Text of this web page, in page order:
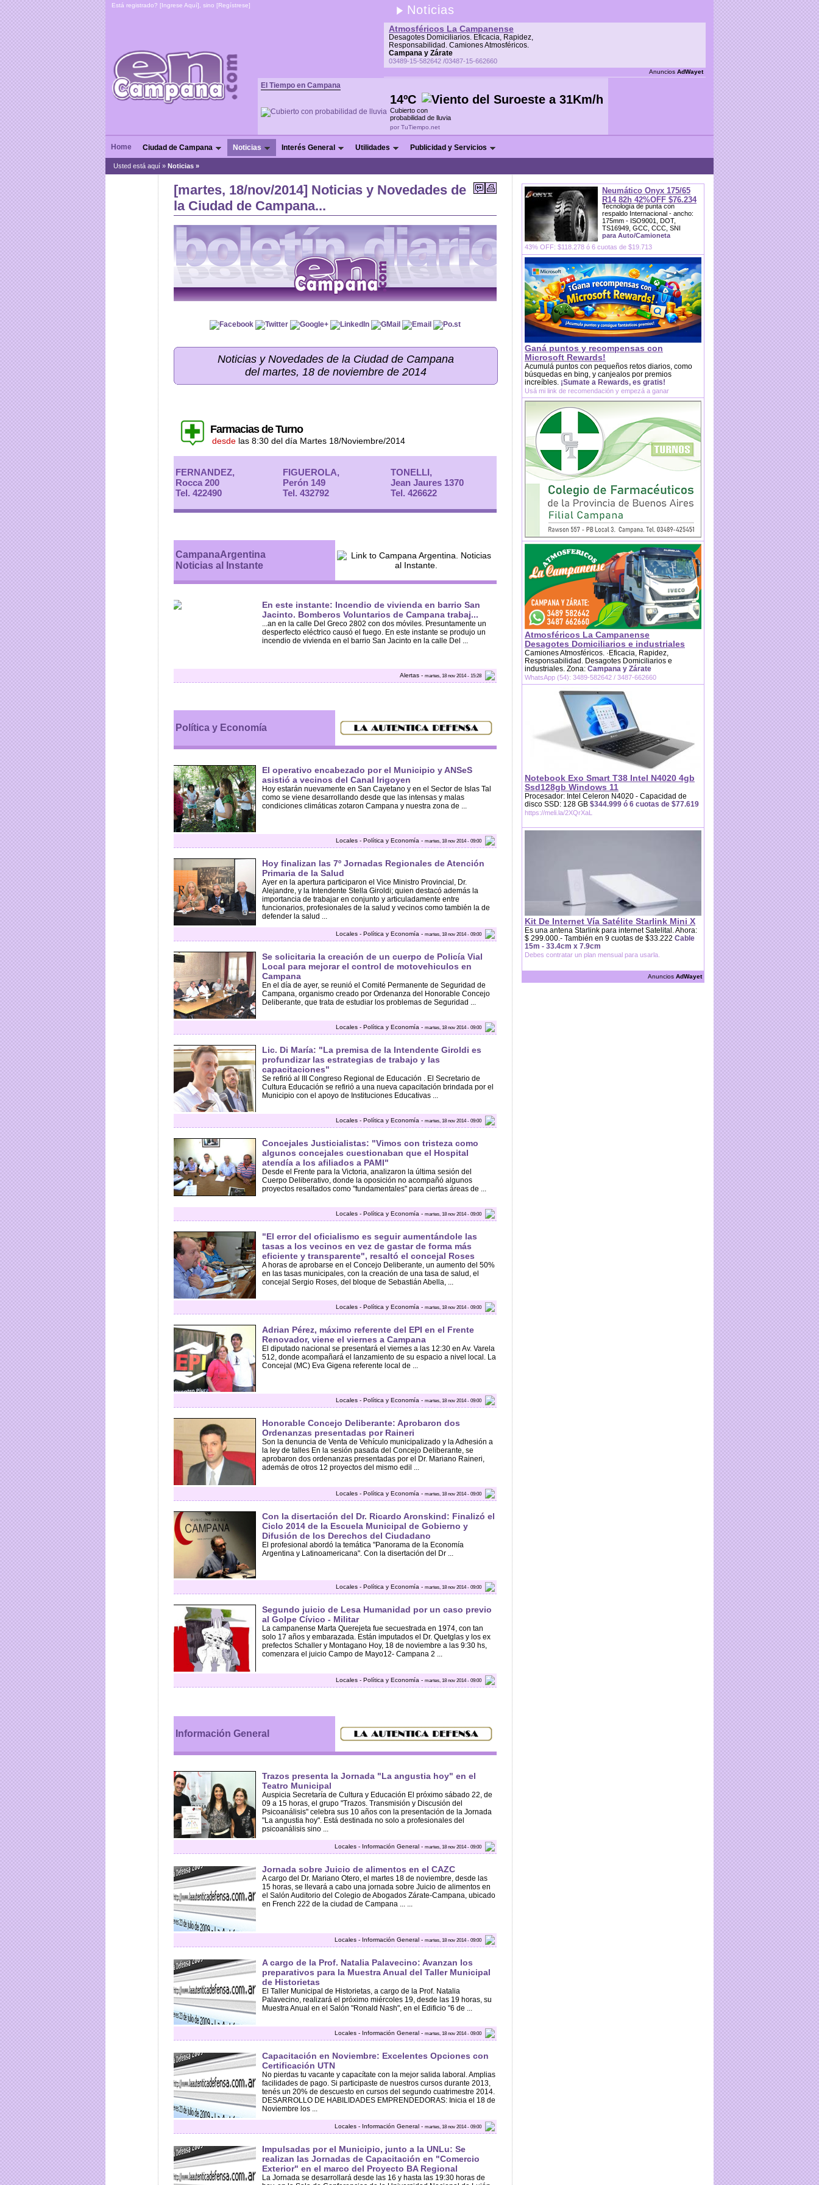
Está registrado? [Ingrese Aquí], sino [Regístrese] Noticias
Atmosféricos La Campanense
Desagotes Domiciliarios. Eficacia, Rapidez,
Responsabilidad. Camiones Atmosféricos.
Campana y Zárate
03489-15-582642 /03487-15-662660
Anuncios AdWayet
El Tiempo en Campana
14ºC
Cubierto con
probabilidad de lluvia
por TuTiempo.net
Home Ciudad de Campana Noticias Interés General Utilidades Publicidad y Servicios
Usted está aquí » Noticias »
[martes, 18/nov/2014] Noticias y Novedades de
la Ciudad de Campana...
Noticias y Novedades de la Ciudad de Campana
del martes, 18 de noviembre de 2014
Farmacias de Turno
desde las 8:30 del día Martes 18/Noviembre/2014
FERNANDEZ,
Rocca 200
Tel. 422490
FIGUEROLA,
Perón 149
Tel. 432792
TONELLI,
Jean Jaures 1370
Tel. 426622
CampanaArgentina
Noticias al Instante
En este instante: Incendio de vivienda en barrio San
Jacinto. Bomberos Voluntarios de Campana trabaj...
...an en la calle Del Greco 2802 con dos móviles. Presuntamente un
desperfecto eléctrico causó el fuego. En este instante se produjo un
incendio de vivienda en el barrio San Jacinto en la calle Del ...
Alertas - martes, 18 nov 2014 - 15:28
Política y Economía
El operativo encabezado por el Municipio y ANSeS
asistió a vecinos del Canal Irigoyen
Hoy estarán nuevamente en San Cayetano y en el Sector de Islas Tal
como se viene desarrollando desde que las intensas y malas
condiciones climáticas zotaron Campana y nuestra zona de ...
Locales - Política y Economía - martes, 18 nov 2014 - 09:00
Hoy finalizan las 7º Jornadas Regionales de Atención
Primaria de la Salud
Ayer en la apertura participaron el Vice Ministro Provincial, Dr.
Alejandre, y la Intendente Stella Giroldi; quien destacó además la
importancia de trabajar en conjunto y articuladamente entre
funcionarios, profesionales de la salud y vecinos como también la de
defender la salud ...
Locales - Política y Economía - martes, 18 nov 2014 - 09:00
Se solicitaria la creación de un cuerpo de Policía Vial
Local para mejorar el control de motovehiculos en
Campana
En el día de ayer, se reunió el Comité Permanente de Seguridad de
Campana, organismo creado por Ordenanza del Honorable Concejo
Deliberante, que trata de estudiar los problemas de Seguridad ...
Locales - Política y Economía - martes, 18 nov 2014 - 09:00
Lic. Di María: "La premisa de la Intendente Giroldi es
profundizar las estrategias de trabajo y las
capacitaciones"
Se refirió al III Congreso Regional de Educación . El Secretario de
Cultura Educación se refirió a una nueva capacitación brindada por el
Municipio con el apoyo de Instituciones Educativas ...
Locales - Política y Economía - martes, 18 nov 2014 - 09:00
Concejales Justicialistas: "Vimos con tristeza como
algunos concejales cuestionaban que el Hospital
atendía a los afiliados a PAMI"
Desde el Frente para la Victoria, analizaron la última sesión del
Cuerpo Deliberativo, donde la oposición no acompañó algunos
proyectos resaltados como "fundamentales" para ciertas áreas de ...
Locales - Política y Economía - martes, 18 nov 2014 - 09:00
"El error del oficialismo es seguir aumentándole las
tasas a los vecinos en vez de gastar de forma más
eficiente y transparente", resaltó el concejal Roses
A horas de aprobarse en el Concejo Deliberante, un aumento del 50%
en las tasas municipales, con la creación de una tasa de salud, el
concejal Sergio Roses, del bloque de Sebastián Abella, ...
Locales - Política y Economía - martes, 18 nov 2014 - 09:00
Adrian Pérez, máximo referente del EPI en el Frente
Renovador, viene el viernes a Campana
El diputado nacional se presentará el viernes a las 12:30 en Av. Varela
512, donde acompañará el lanzamiento de su espacio a nivel local. La
Concejal (MC) Eva Gigena referente local de ...
Locales - Política y Economía - martes, 18 nov 2014 - 09:00
Honorable Concejo Deliberante: Aprobaron dos
Ordenanzas presentadas por Raineri
Son la denuncia de Venta de Vehículo municipalizado y la Adhesión a
la ley de talles En la sesión pasada del Concejo Deliberante, se
aprobaron dos ordenanzas presentadas por el Dr. Mariano Raineri,
además de otros 12 proyectos del mismo edil ...
Locales - Política y Economía - martes, 18 nov 2014 - 09:00
Con la disertación del Dr. Ricardo Aronskind: Finalizó el
Ciclo 2014 de la Escuela Municipal de Gobierno y
Difusión de los Derechos del Ciudadano
El profesional abordó la temática "Panorama de la Economía
Argentina y Latinoamericana". Con la disertación del Dr ...
Locales - Política y Economía - martes, 18 nov 2014 - 09:00
Segundo juicio de Lesa Humanidad por un caso previo
al Golpe Cívico - Militar
La campanense Marta Querejeta fue secuestrada en 1974, con tan
solo 17 años y embarazada. Están imputados el Dr. Quetglas y los ex
prefectos Schaller y Montagano Hoy, 18 de noviembre a las 9:30 hs,
comenzara el juicio Campo de Mayo12- Campana 2 ...
Locales - Política y Economía - martes, 18 nov 2014 - 09:00
Información General
Trazos presenta la Jornada "La angustia hoy" en el
Teatro Municipal
Auspicia Secretaría de Cultura y Educación El próximo sábado 22, de
09 a 15 horas, el grupo "Trazos. Transmisión y Discusión del
Psicoanálisis" celebra sus 10 años con la presentación de la Jornada
"La angustia hoy". Está destinada no solo a profesionales del
psicoanálisis sino ...
Locales - Información General - martes, 18 nov 2014 - 09:00
Jornada sobre Juicio de alimentos en el CAZC
A cargo del Dr. Mariano Otero, el martes 18 de noviembre, desde las
15 horas, se llevará a cabo una jornada sobre Juicio de alimentos en
el Salón Auditorio del Colegio de Abogados Zárate-Campana, ubicado
en French 222 de la ciudad de Campana ... ...
Locales - Información General - martes, 18 nov 2014 - 09:00
A cargo de la Prof. Natalia Palavecino: Avanzan los
preparativos para la Muestra Anual del Taller Municipal
de Historietas
El Taller Municipal de Historietas, a cargo de la Prof. Natalia
Palavecino, realizará el próximo miércoles 19, desde las 19 horas, su
Muestra Anual en el Salón "Ronald Nash", en el Edificio "6 de ...
Locales - Información General - martes, 18 nov 2014 - 09:00
Capacitación en Noviembre: Excelentes Opciones con
Certificación UTN
No pierdas tu vacante y capacítate con la mejor salida laboral. Amplias
facilidades de pago. Si participaste de nuestros cursos durante 2013,
tenés un 20% de descuesto en cursos del segundo cuatrimestre 2014.
DESARROLLO DE HABILIDADES EMPRENDEDORAS: Inicia el 18 de
Noviembre los ...
Locales - Información General - martes, 18 nov 2014 - 09:00
Impulsadas por el Municipio, junto a la UNLu: Se
realizan las Jornadas de Capacitación en "Comercio
Exterior" en el marco del Proyecto BA Regional
La Jornada se desarrollará desde las 16 y hasta las 19:30 horas de
Neumático Onyx 175/65
R14 82h 42%OFF $76.234
Tecnología de punta con
respaldo Internacional - ancho:
175mm - ISO9001, DOT,
TS16949, GCC, CCC, SNI
para Auto/Camioneta
43% OFF: $118.278 ó 6 cuotas de $19.713
Ganá puntos y recompensas con
Microsoft Rewards!
Acumulá puntos con pequeños retos diarios, como
búsquedas en bing, y canjealos por premios
increíbles. ¡Sumate a Rewards, es gratis!
Usá mi link de recomendación y empezá a ganar
Atmosféricos La Campanense
Desagotes Domiciliarios e industriales
Camiones Atmosféricos. ·Eficacia, Rapidez,
Responsabilidad. Desagotes Domiciliarios e
industriales. Zona: Campana y Zárate
WhatsApp (54): 3489-582642 / 3487-662660
Notebook Exo Smart T38 Intel N4020 4gb
Ssd128gb Windows 11
Procesador: Intel Celeron N4020 - Capacidad de
disco SSD: 128 GB $344.999 ó 6 cuotas de $77.619
https://meli.la/2XQrXaL
Kit De Internet Vía Satélite Starlink Mini X
Es una antena Starlink para internet Satelital. Ahora:
$ 299.000.- También en 9 cuotas de $33.222 Cable
15m - 33.4cm x 7.9cm
Debes contratar un plan mensual para usarla.
Anuncios AdWayet